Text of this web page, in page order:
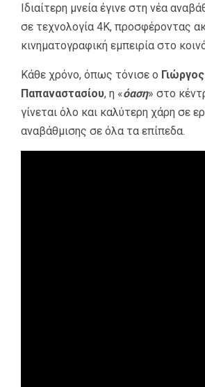
Ιδιαίτερη μνεία έγινε στη νέα
σε τεχνολογία 4K, προσφέροντας
κινηματογραφική εμπειρία στο
Κάθε χρόνο, όπως τόνισε ο Γιώργος
Παπαναστασίου, η «όαση» στο
γίνεται όλο και καλύτερη χάρη σε
αναβάθμισης σε όλα τα επίπεδα.